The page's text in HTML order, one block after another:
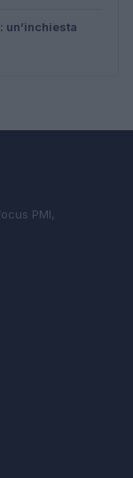
un’inchiesta
PMI,